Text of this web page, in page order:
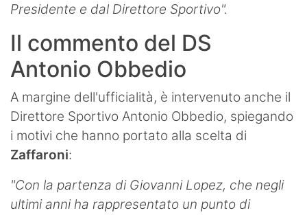
Presidente e dal Direttore Sportivo".
Il commento del DS
Antonio Obbedio
A margine dell'ufficialità, è intervenuto anche il
Direttore Sportivo Antonio Obbedio, spiegando
i motivi che hanno portato alla scelta di
Zaffaroni:
"Con la partenza di Giovanni Lopez, che negli
ultimi anni ha rappresentato un punto di